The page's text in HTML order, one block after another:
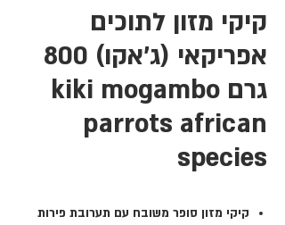
קיקי מזון לתוכים
אפריקאי (ג'אקו) 800
גרם kiki mogambo
parrots african
species
קיקי מזון סופר משובח עם תערובת פירות